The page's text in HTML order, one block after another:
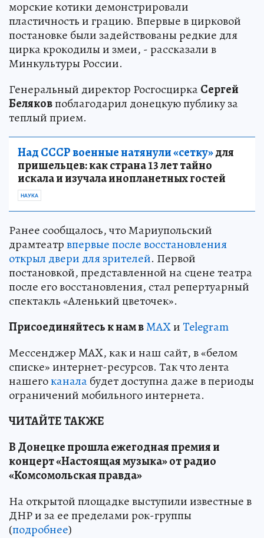
морские котики демонстрировали
пластичность и грацию. Впервые в цирковой
постановке были задействованы редкие для
цирка крокодилы и змеи, - рассказали в
Минкультуры России.
Генеральный директор РосгосциркаСергей
Беляковпоблагодарил донецкую публику за
теплый прием.
Над СССР военные натянули «сетку»для
пришельцев: как страна 13 лет тайно
искала и изучала инопланетных гостей
НАУКА
Ранее сообщалось, что Мариупольский
драмтеатрвпервые после восстановления
открыл двери для зрителей. Первой
постановкой, представленной на сцене театра
после его восстановления, стал репертуарный
спектакль «Аленький цветочек».
Присоединяйтесь к нам вMAXиTelegram
Мессенджер MAX, как и наш сайт, в «белом
списке» интернет-ресурсов. Так что лента
нашегоканалабудет доступна даже в периоды
ограничений мобильного интернета.
ЧИТАЙТЕ ТАКЖЕ
В Донецке прошла ежегодная премия и
концерт «Настоящая музыка» от радио
«Комсомольская правда»
На открытой площадке выступили известные в
ДНР и за ее пределами рок-группы
(подробнее)